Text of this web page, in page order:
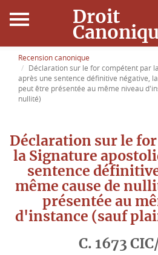
Droit
Accueil
Droit Canonique
Actualités
Connexion
Recension canonique
Déclaration sur le for compétent par
après une sentence définitive négative,
peut être présentée au même niveau
nullité)
Déclaration sur le
la Signature
sentence
même cause de
présentée au
d'instance (sauf
C. 1673